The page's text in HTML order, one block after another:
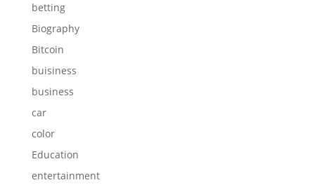
betting
Biography
Bitcoin
buisiness
business
car
color
Education
entertainment